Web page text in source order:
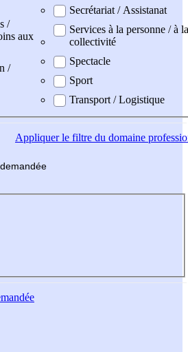
/
aux
/
Secrétariat / Assistanat
Services à la personne / à la
collectivité
Spectacle
Sport
Transport / Logistique
Appliquerle filtre du domaine
demandée